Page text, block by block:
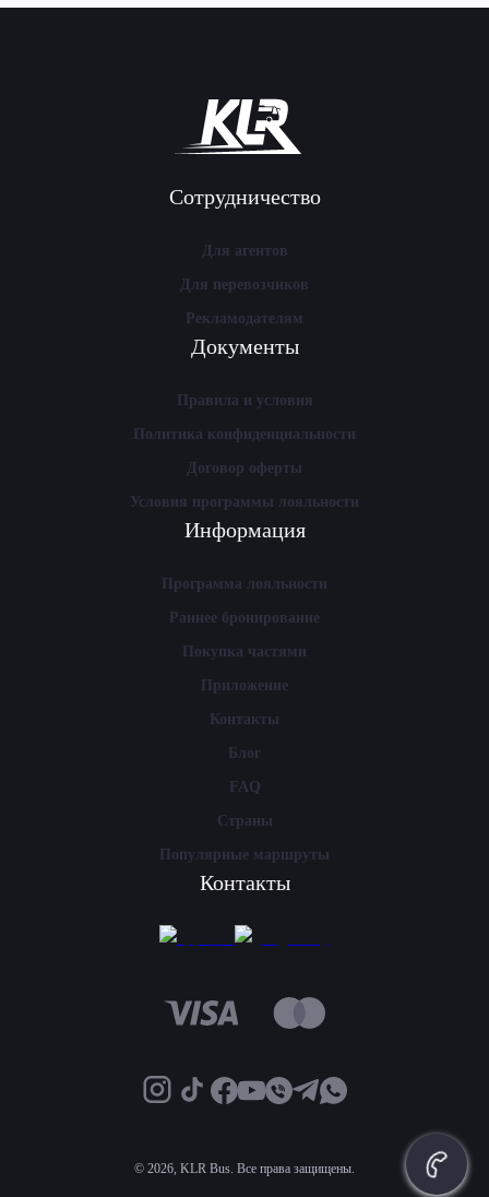
Сотрудничество
Для агентов
Для перевозчиков
Рекламодателям
Документы
Правила и условия
Политика конфиденциальности
Договор оферты
Условия программы лояльности
Информация
Программа лояльности
Раннее бронирование
Покупка частями
Приложение
Контакты
Блог
FAQ
Страны
Популярные маршруты
Контакты
© 2026, KLR Bus. Все права защищены.